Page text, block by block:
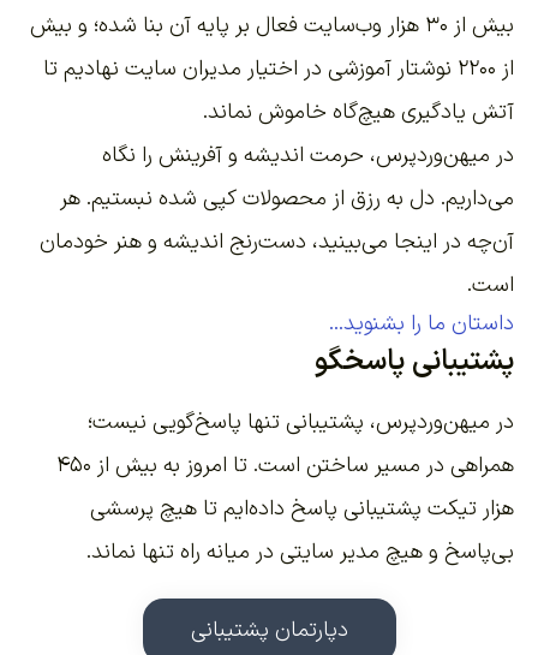
بیش از ۳۰ هزار وب‌سایت فعال بر پایه آن بنا شده؛ و بیش
از ۲۲۰۰
نوشتار آموزشی در اختیار مدیران سایت نهادیم تا
آتش یادگیری هیچ‌گاه خاموش نماند.
در میهن‌وردپرس، حرمت اندیشه و آفرینش را نگاه
می‌داریم. دل به رزق از محصولات کپی شده نبستیم. هر
آن‌چه در اینجا می‌بینید، دست‌رنج اندیشه و هنر خودمان
است.
داستان ما را بشنوید...
پشتیبانی پاسخگو
در میهن‌وردپرس، پشتیبانی تنها پاسخ‌گویی نیست؛
همراهی در مسیر ساختن است. تا امروز به بیش از ۴۵۰
هزار تیکت پشتیبانی پاسخ داده‌ایم تا هیچ پرسشی
بی‌پاسخ و هیچ مدیر سایتی در میانه راه تنها نماند.
دپارتمان پشتیبانی